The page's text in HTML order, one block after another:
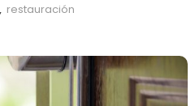
, restauración